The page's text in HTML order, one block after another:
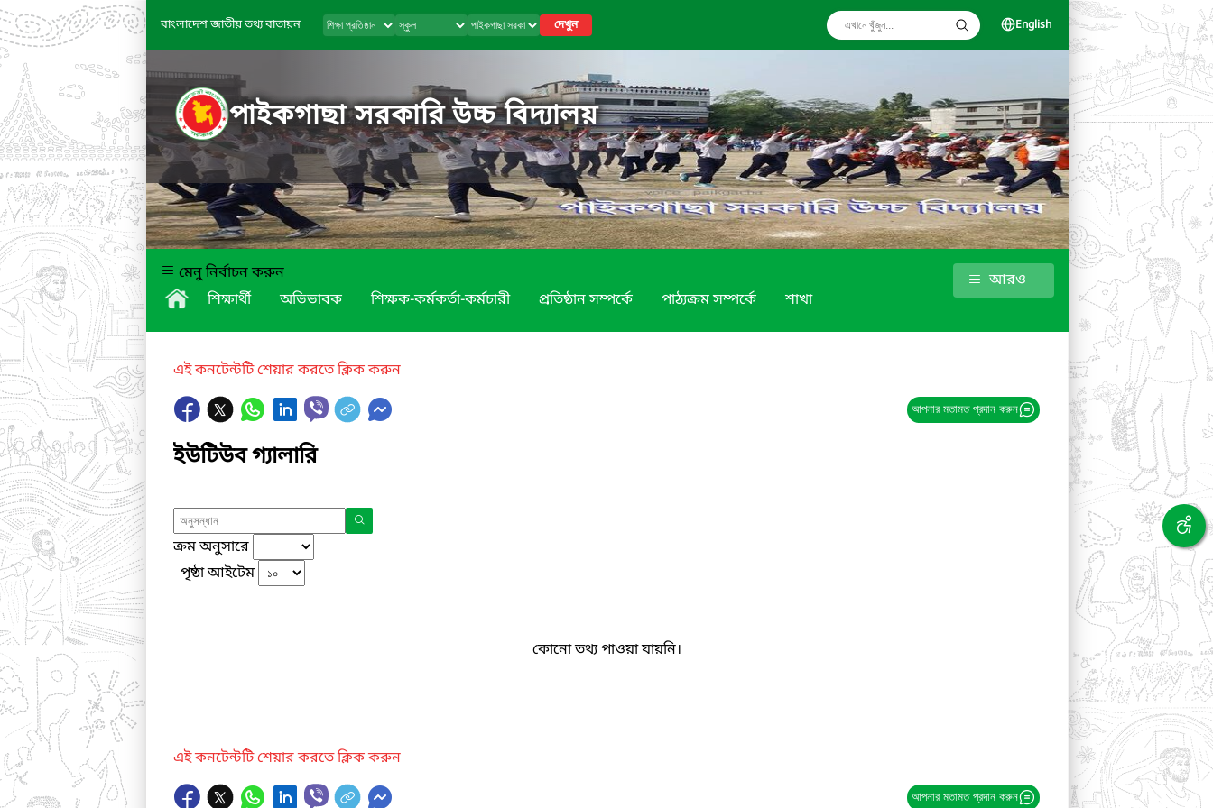
বাংলাদেশ জাতীয় তথ্য বাতায়ন দেখুন English
পাইকগাছা সরকারি উচ্চ বিদ্যালয়
মেনু নির্বাচন করুন
শিক্ষার্থী
অভিভাবক শিক্ষক-কর্মকর্তা-কর্মচারী প্রতিষ্ঠান সম্পর্কে পাঠ্যক্রম সম্পর্কে শাখা
আরও
এই কনটেন্টটি শেয়ার করতে ক্লিক করুন
আপনার মতামত প্রদান করুন
ইউটিউব গ্যালারি
ক্রম অনুসারে
পৃষ্ঠা আইটেম
কোনো তথ্য পাওয়া যায়নি।
এই কনটেন্টটি শেয়ার করতে ক্লিক করুন
আপনার মতামত প্রদান করুন